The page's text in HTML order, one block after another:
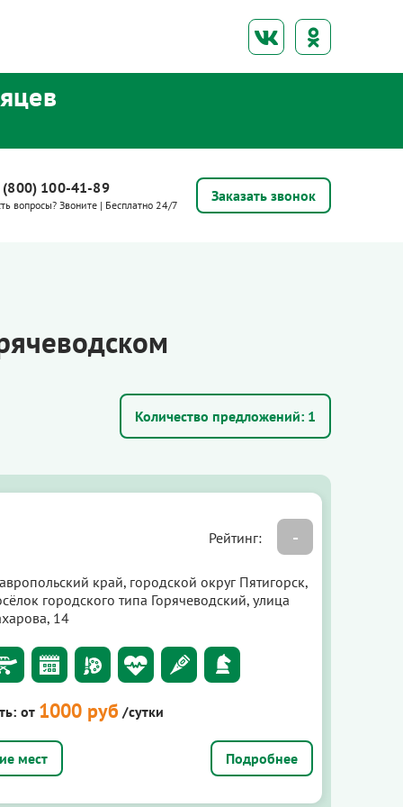
(800) 100-41-89
вопросы? Звоните | Бесплатно 24/7
Заказать звонок
Количество предложений: 1
Рейтинг: -
край, городской округ Пятигорск,
городского типа Горячеводский, улица
14
от 1000 руб /сутки
Подробнее